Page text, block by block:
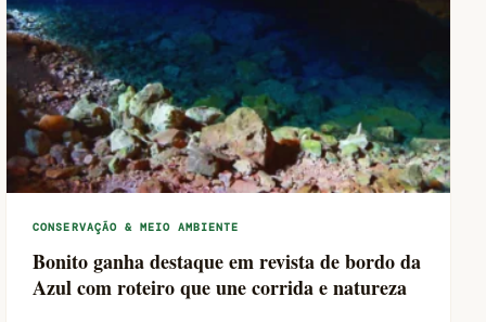
CONSERVAÇÃO & MEIO AMBIENTE
Bonito ganha destaque em revista de bordo da
Azul com roteiro que une corrida e natureza